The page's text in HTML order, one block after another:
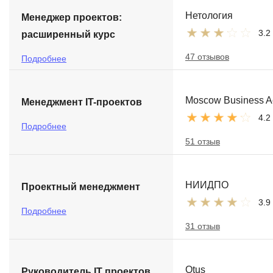
Менеджер проектов:
расширенный курс
Подробнее
Нетология
3.2
47 отзывов
Менеджмент IT-проектов
Подробнее
Moscow Business
4.2
51 отзыв
Проектный менеджмент
Подробнее
НИИДПО
3.9
31 отзыв
Otus